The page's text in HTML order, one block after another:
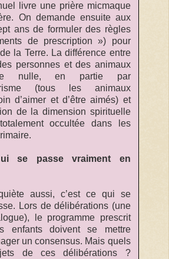
livre une prière micmaque
On demande ensuite aux
ans de formuler des règles
de prescription ») pour
la Terre. La différence entre
personnes et des animaux
nulle, en partie par
(tous les animaux
d’aimer et d’être aimés) et
de la dimension spirituelle
occultée dans les
se passe vraiment en
aussi, c’est ce qui se
Lors de délibérations (une
le programme prescrit
enfants doivent se mettre
un consensus. Mais quels
de ces délibérations ?